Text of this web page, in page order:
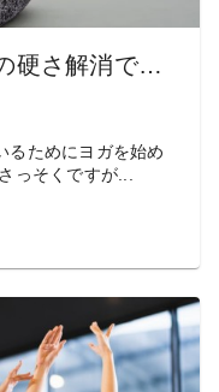
40～50代からのヨガ・体の硬さ解消で若々しく健康的な体を保とう
るためにヨガを始め
っそくですが...